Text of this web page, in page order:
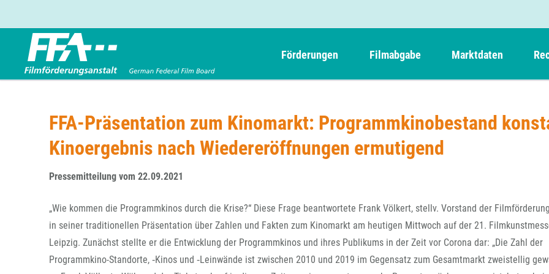
Förderungen
Entwicklungsförderung
Produktionsförderung
Verleihförderung
Folgevorhaben aus BKM-Preismitteln
Navigation
überspringen
Einreich- und Sitzungstermine
Webinare
Förderergebnisse
Filmabgabe
Filmabgabe von Videoprogrammanbietern
Filmabgabe von Fernsehveranstaltern
Marktdaten
FFA 2025
Die FFA in Kürze
Gremien
Referendariat
Kurzfilmpreis Short Tiger
German Films und Vision Kino
Der besondere Kinderfilm
FFA-Präsentation zum Kinomarkt: Programmkinobestand
Kinoergebnis nach Wiedereröffnungen ermutigend
Pressemitteilung vom 22.09.2021
„Wie kommen die Programmkinos durch die Krise?“ Diese Frage beantwortete Frank Völkert, stellv. Vorstand der
in seiner traditionellen Präsentation über Zahlen und Fakten zum Kinomarkt am heutigen Mittwoch auf der 21.
Leipzig. Zunächst stellte er die Entwicklung der Programmkinos und ihres Publikums in der Zeit vor Corona dar: „Die Zahl der
Programmkino-Standorte, ‑Kinos und ‑Leinwände ist zwischen 2010 und 2019 im Gegensatz zum Gesamtmarkt zweistellig